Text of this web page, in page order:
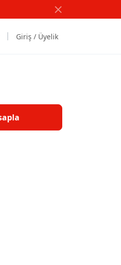
Giriş / Üyelik